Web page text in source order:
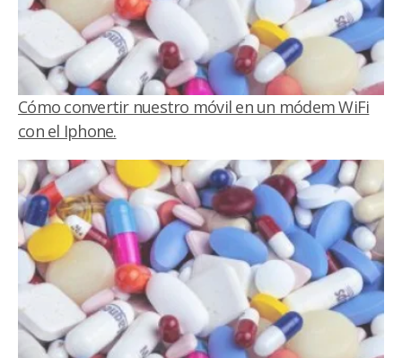
Cómo convertir nuestro móvil en un módem WiFi
con el Iphone.